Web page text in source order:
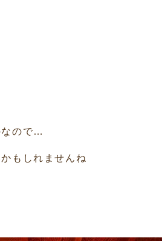
なので…
もしれませんね